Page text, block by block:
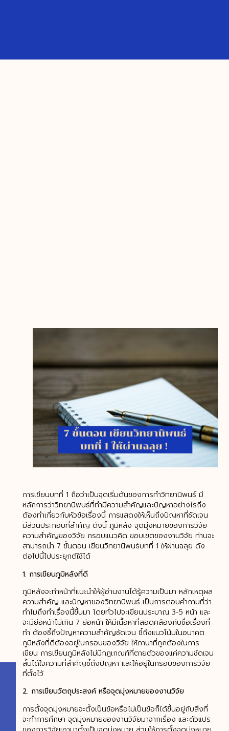
การเขียนบทที่ 1 ถือว่าเป็นจุดเริ่มต้นของการทำวิทยานิพนธ์ มี
หลักการว่าวิทยานิพนธ์ที่ทำมีความสำคัญและปัญหาอย่างไรถึง
ต้องทำเกี่ยวกับหัวข้อเรื่องนี้ การแสดงให้เห็นถึงปัญหาที่ชัดเจน
มีส่วนประกอบที่สำคัญ ดังนี้ ภูมิหลัง จุดมุ่งหมายของการวิจัย
ความสำคัญของวิจัย กรอบแนวคิด ขอบเขตของงานวิจัย ท่านจะ
สามารถนำ 7 ขั้นตอน เขียนวิทยานิพนธ์บทที่ 1 ให้ผ่านฉลุย ดัง
ต่อไปนี้ไปประยุกต์ใช้ได้
1. การเขียนภูมิหลังที่ดี
ภูมิหลังจะทำหน้าที่แนะนำให้ผู้อ่านงานได้รู้ความเป็นมา หลักเหตุผล
ความสำคัญ และปัญหาของวิทยานิพนธ์ เป็นการตอบคำถามที่ว่า
ทำไมถึงทำเรื่องนี้ขึ้นมา โดยทั่วไปจะเขียนประมาณ 3-5 หน้า และ
จะมีย่อหน้าไม่เกิน 7 ย่อหน้า ให้มีเนื้อหาที่สอดคล้องกับชื่อเรื่องที่
ทำ ต้องชี้ถึงปัญหาความสำคัญชัดเจน ชี้ถึงแนวโน้มในอนาคต
ภูมิหลังที่ดีต้องอยู่ในกรอบของวิจัย ให้ภาษาที่ถูกต้องในการ
เขียน การเขียนภูมิหลังไม่มีกฏเกณฑ์ที่ตายตัวของแค่ความชัดเจน
สั้นได้ใจความที่สำคัญชี้ถึงปัญหา และให้อยู่ในกรอบของการวิจัย
ที่ตั้งไว้
2. การเขียนวัตถุประสงค์ หรือจุดมุ่งหมายของงานวิจัย
การตั้งจุดมุ่งหมายจะตั้งเป็นข้อหรือไม่เป็นข้อก็ได้ขึ้นอยู่กับสิ่งที่
จะทำการศึกษา จุดมุ่งหมายของงานวิจัยมาจากเรื่อง และตัวแปร